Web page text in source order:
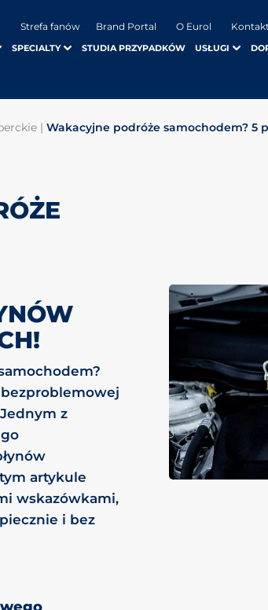
Strefa fanów Brand Portal O Eurol Kontakt
SPECIALTY STUDIA PRZYPADKÓW USŁUGI
|Wakacyjne podróże samochodem? 5
z
artykule
wskazówkami,
i bez